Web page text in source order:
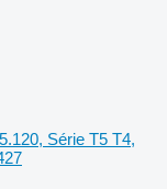
Série T5 T4,